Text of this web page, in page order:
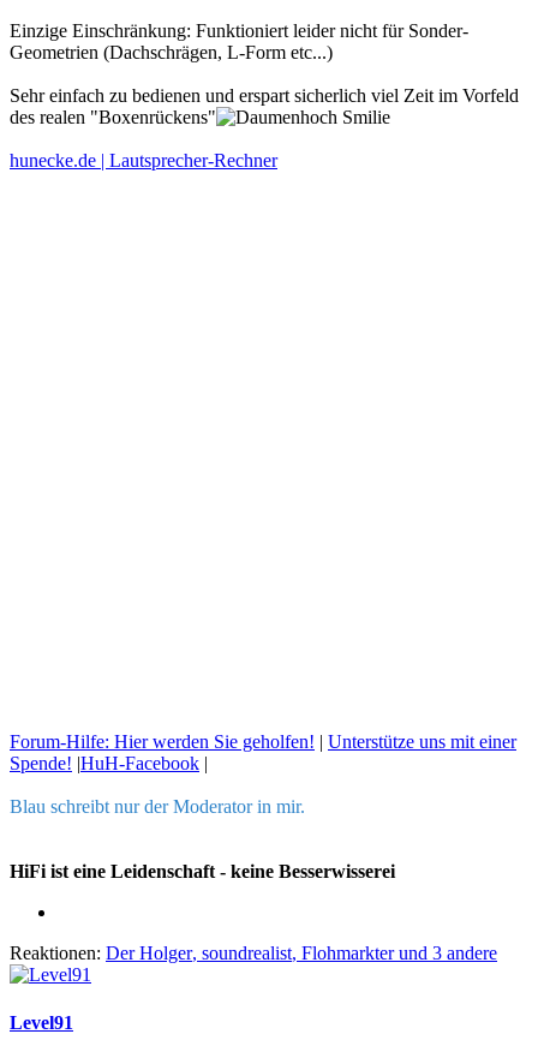
Einzige Einschränkung: Funktioniert leider nicht für Sonder-
Geometrien (Dachschrägen, L-Form etc...)
Sehr einfach zu bedienen und erspart sicherlich viel Zeit im Vorfeld
des realen "Boxenrückens"
hunecke.de | Lautsprecher-Rechner
Forum-Hilfe: Hier werden Sie geholfen!
Unterstütze uns mit einer
Spende! HuH-Facebook
Blau schreibt nur der Moderator in mir.
HiFi ist eine Leidenschaft - keine Besserwisserei
Reaktionen: Der Holger, soundrealist, Flohmarkterund 3 andere
Level91